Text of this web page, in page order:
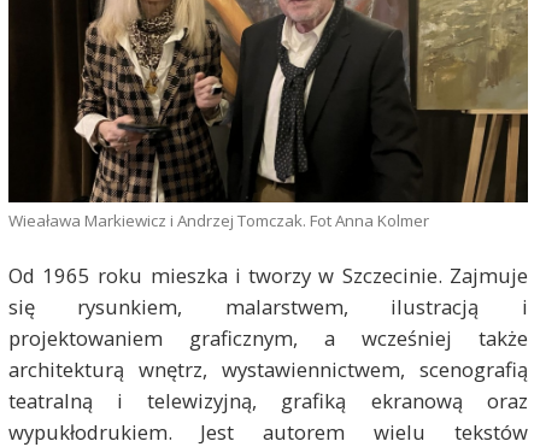
Wieaława Markiewicz i Andrzej Tomczak. Fot Anna Kolmer
Od 1965 roku mieszka i tworzy w Szczecinie. Zajmuje
się rysunkiem, malarstwem, ilustracją i
projektowaniem graficznym, a wcześniej także
architekturą wnętrz, wystawiennictwem, scenografią
teatralną i telewizyjną, grafiką ekranową oraz
wypukłodrukiem. Jest autorem wielu tekstów